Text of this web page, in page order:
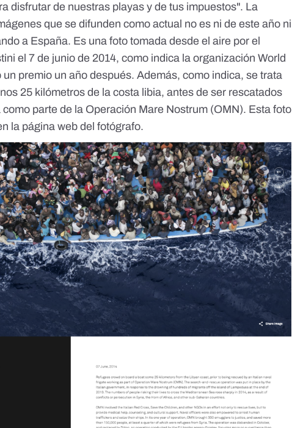
disfrutar de nuestras playas y de tus impuestos". La
que se difunden como actual no es ni de este año ni
a España. Es una foto tomada desde el aire por el
el 7 de junio de 2014, como indica la organizaciónWorld
un premio un año después. Además, como indica, se trata
25 kilómetros de la costa libia, antes de ser rescatados
parte de la Operación Mare Nostrum (OMN). Esta foto
la página web del fotógrafo.